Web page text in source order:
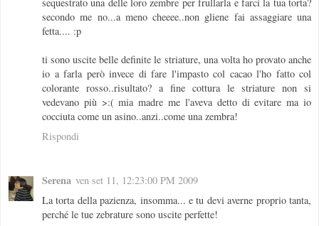
secondo me no...a meno cheeee..non gliene fai assaggiare una
fetta.... :p
ti sono uscite belle definite le striature, una volta ho provato anche
io a farla però invece di fare l'impasto col cacao l'ho fatto col
colorante rosso..risultato? a fine cottura le striature non si
vedevano più >:( mia madre me l'aveva detto di evitare ma io
cocciuta come un asino..anzi..come una zembra!
Rispondi
Serena ven set 11, 12:23:00 PM 2009
La torta della pazienza, insomma... e tu devi averne proprio tanta,
perché le tue zebrature sono uscite perfette!